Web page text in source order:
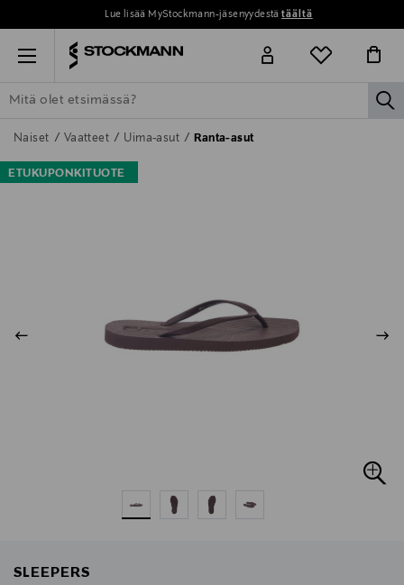
Lue lisää MyStockmann-jäsenyydestätäältä
Menu
ETSI KAIKKI NAISET MIEHET LAPSET
Naiset Vaatteet Uima-asut Ranta-asut
ETUKUPONKITUOTE
SLEEPERS